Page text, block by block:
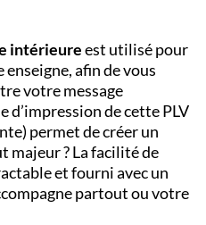
intérieureest utilisé pour
afin de vous
votre message
d’impression de cette PLV
permet de créer un
majeur ? La facilité de
et fourni avec un
partout ou votre